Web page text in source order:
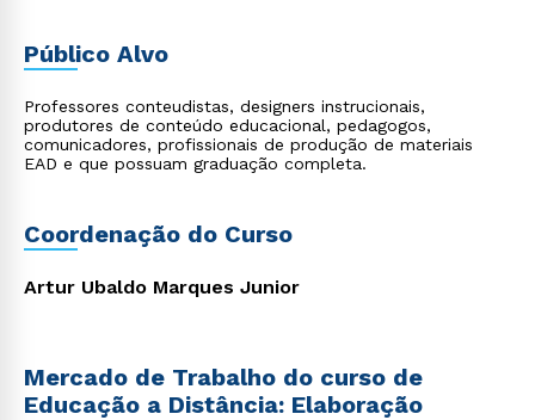
Público Alvo
Professores conteudistas, designers instrucionais,
produtores de conteúdo educacional, pedagogos,
comunicadores, profissionais de produção de materiais
EAD e que possuam graduação completa.
Coordenação do Curso
Artur Ubaldo Marques Junior
Mercado de Trabalho do curso de
Educação a Distância: Elaboração